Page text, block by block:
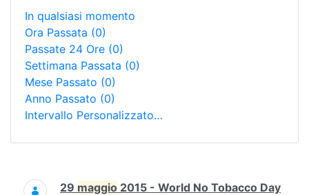
In qualsiasi momento
Ora Passata (0)
Passate 24 Ore (0)
Settimana Passata (0)
Mese Passato (0)
Anno Passato (0)
Intervallo Personalizzato…
Ricerca
29 maggio 2015 - World No Tobacco Day